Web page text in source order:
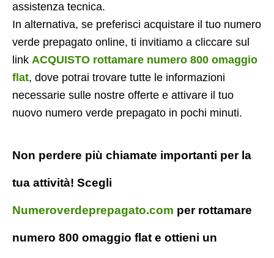
assistenza tecnica.
In alternativa, se preferisci acquistare il tuo numero
verde prepagato online, ti invitiamo a cliccare sul
link ACQUISTO rottamare numero 800 omaggio
flat, dove potrai trovare tutte le informazioni
necessarie sulle nostre offerte e attivare il tuo
nuovo numero verde prepagato in pochi minuti.
Non perdere più chiamate importanti per la
tua attività! Scegli
Numeroverdeprepagato.com per rottamare
numero 800 omaggio flat e ottieni un